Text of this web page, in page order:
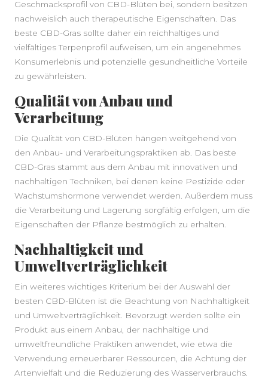
Geschmacksprofil von CBD-Blüten bei, sondern besitzen
nachweislich auch therapeutische Eigenschaften. Das
beste CBD-Gras sollte daher ein reichhaltiges und
vielfältiges Terpenprofil aufweisen, um ein angenehmes
Konsumerlebnis und potenzielle gesundheitliche Vorteile
zu gewährleisten.
Qualität von Anbau und
Verarbeitung
Die Qualität von CBD-Blüten hängen weitgehend von
den Anbau- und Verarbeitungspraktiken ab. Das beste
CBD-Gras stammt aus dem Anbau mit innovativen und
nachhaltigen Techniken, bei denen keine Pestizide oder
Wachstumshormone verwendet werden. Außerdem muss
die Verarbeitung und Lagerung sorgfältig erfolgen, um die
Eigenschaften der Pflanze bestmöglich zu erhalten.
Nachhaltigkeit und
Umweltverträglichkeit
Ein weiteres wichtiges Kriterium bei der Auswahl der
besten CBD-Blüten ist die Beachtung von Nachhaltigkeit
und Umweltverträglichkeit. Bevorzugt werden sollte ein
Produkt aus einem Anbau, der nachhaltige und
umweltfreundliche Praktiken anwendet, wie etwa die
Verwendung erneuerbarer Ressourcen, die Achtung der
Artenvielfalt und die Reduzierung des Wasserverbrauchs.